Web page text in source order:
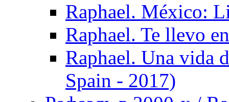
Raphael. México:
Raphael. Te llevo
Raphael. Una vida
Spain - 2017)